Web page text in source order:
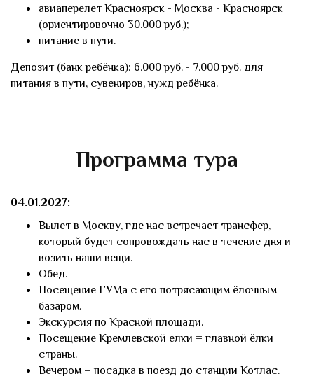
авиаперелет Красноярск - Москва - Красноярск
(ориентировочно 30.000 руб.);
питание в пути.
Депозит (банк ребёнка): 6.000 руб. - 7.000 руб. для
питания в пути, сувениров, нужд ребёнка.
Программа тура
04.01.2027:
Вылет в Москву, где нас встречает трансфер,
который будет сопровождать нас в течение дня и
возить наши вещи.
Обед.
Посещение ГУМа с его потрясающим ёлочным
базаром.
Экскурсия по Красной площади.
Посещение Кремлевской елки = главной ёлки
страны.
Вечером – посадка в поезд до станции Котлас.